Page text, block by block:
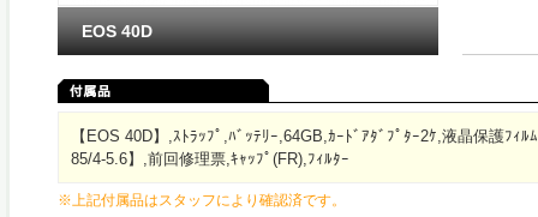
EOS 40D
【EOS 40D】,ｽﾄﾗｯﾌﾟ,ﾊﾞｯﾃﾘｰ,64GB,ｶｰﾄﾞｱﾀﾞﾌﾟﾀｰ2ｹ,液晶保護ﾌｨ
85/4-5.6】,前回修理票,ｷｬｯﾌﾟ(FR),ﾌｨﾙﾀｰ
※上記付属品はスタッフにより確認済です。